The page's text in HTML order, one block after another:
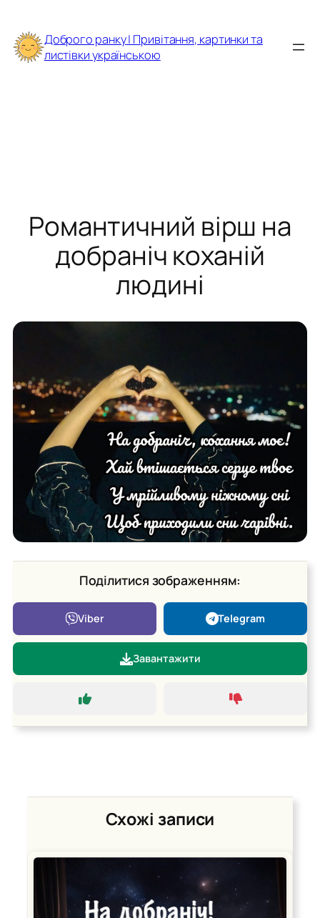
до
вмісту
Доброго ранку | Привітання, картинки та
листівки українською
Романтичний вірш на
добраніч коханій
людині
Поділитися зображенням:
Viber Telegram
Завантажити
Схожі записи